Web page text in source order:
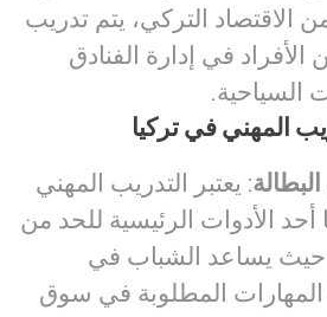
الاقتصاد التركي، يتم تدريب
الأفراد في إدارة الفنادق
السياحية.
المهني في تركيا
: يعتبر التدريب المهني
أحد الأدوات الرئيسية للحد من
حيث يساعد الشباب في
المطلوبة في سوق